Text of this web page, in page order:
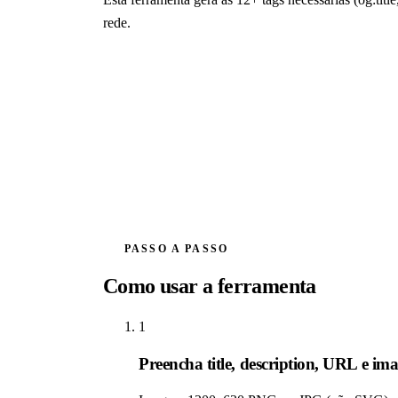
rede.
PASSO A PASSO
Como usar a ferramenta
1
Preencha title, description, URL e